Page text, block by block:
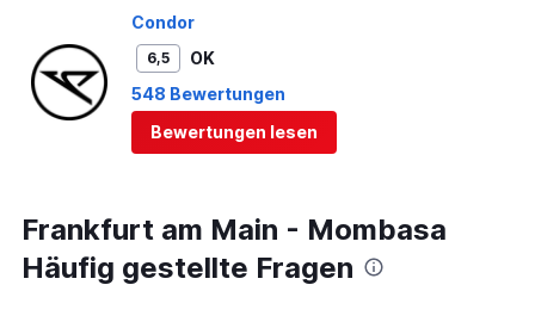
Condor
6,5
OK
548 Bewertungen
Bewertungen lesen
Frankfurt am Main - Mombasa
Häufig gestellte Fragen